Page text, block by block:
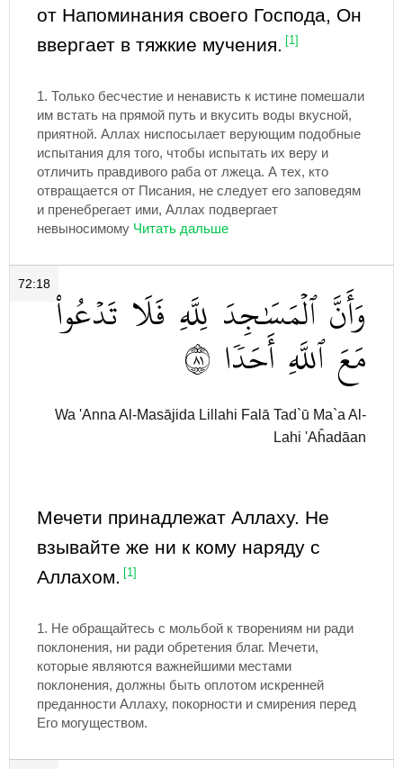
от Напоминания своего Господа, Он
ввергает в тяжкие мучения.
[1]
1. Только бесчестие и ненависть к истине помешали
им встать на прямой путь и вкусить воды вкусной,
приятной. Аллах ниспосылает верующим подобные
испытания для того, чтобы испытать их веру и
отличить правдивого раба от лжеца. А тех, кто
отвращается от Писания, не следует его заповедям
и пренебрегает ими, Аллах подвергает
невыносимому
72:18 وَأَنَّ ٱلۡمَسَٰجِدَ لِلَّهِ فَلَا تَدۡعُواْ
مَعَ ٱللَّهِ أَحَدٗا ١٨
Wa 'Anna Al-Masājida Lillahi Falā Tad`ū Ma`a Al-
Lahi 'Aĥadāan
Мечети принадлежат Аллаху. Не
взывайте же ни к кому наряду с
Аллахом.
[1]
1. Не обращайтесь с мольбой к творениям ни ради
поклонения, ни ради обретения благ. Мечети,
которые являются важнейшими местами
поклонения, должны быть оплотом искренней
преданности Аллаху, покорности и смирения перед
Его могуществом.